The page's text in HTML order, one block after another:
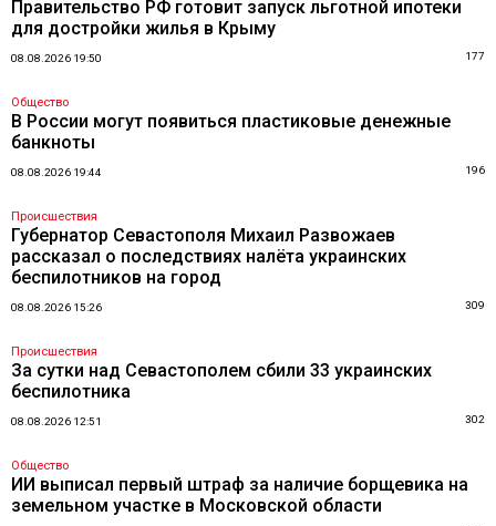
Правительство РФ готовит запуск льготной ипотеки
для достройки жилья в Крыму
08.08.2026 19:50 177
Общество
В России могут появиться пластиковые денежные
банкноты
08.08.2026 19:44 196
Происшествия
Губернатор Севастополя Михаил Развожаев
рассказал о последствиях налёта украинских
беспилотников на город
08.08.2026 15:26 309
Происшествия
За сутки над Севастополем сбили 33 украинских
беспилотника
08.08.2026 12:51 302
Общество
ИИ выписал первый штраф за наличие борщевика на
земельном участке в Московской области